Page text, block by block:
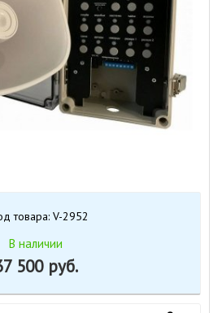
товара: V-2952
В наличии
500 руб.